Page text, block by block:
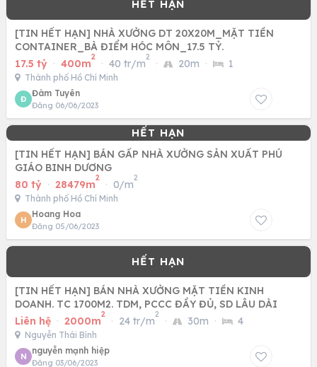
[TIN HẾT HẠN] NHÀ XƯỞNG DT 20X20M_MẶT TIỀN
CONTAINER_BÀ ĐIỂM HÓC MÔN_17.5 TỶ.
17.5 tỷ · 400m
2
· 40 tr/m
2
· 20m · 1
Thành phố Hồ Chí Minh
Đ
Đàm Tuyên
Đăng 06/06/2023
[TIN HẾT HẠN] BÁN GẤP NHÀ XƯỞNG SẢN XUẤT PHÚ
GIÁO BINH DƯƠNG
80 tỷ · 28479m
2
· 0/m
2
Thành phố Hồ Chí Minh
H
Hoang Hoa
Đăng 05/06/2023
[TIN HẾT HẠN] BÁN NHÀ XƯỞNG MẶT TIỀN KINH
DOANH. TC 1700M2. TDM, PCCC ĐẦY ĐỦ, SD LÂU DÀI
Liên hệ · 2000m
2
· 24 tr/m
2
· 30m · 4
Nguyễn Thái Bình
N
nguyễn mạnh hiệp
Đăng 03/06/2023